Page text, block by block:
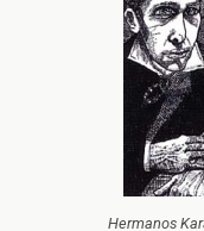
Hermanos